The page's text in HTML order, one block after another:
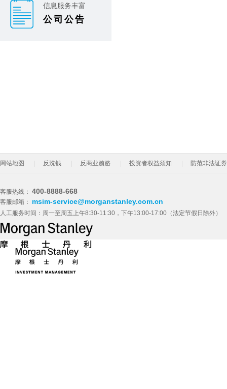
信息服务丰富
公司公告
网站地图 反洗钱 反商业贿赂 投资者权益须知 防范非法证
客服热线： 400-8888-668
客服邮箱： msim-service@morganstanley.com.cn
人工服务时间：周一至周五上午8:30-11:30，下午13:00-17:00（法定节假日除外）